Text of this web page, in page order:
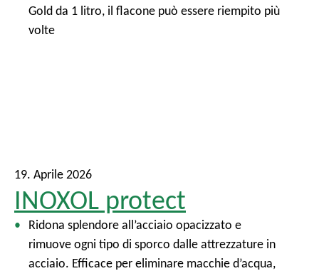
Gold da 1 litro, il flacone può essere riempito più
volte
19. Aprile 2026
INOXOL protect
Ridona splendore all’acciaio opacizzato e
rimuove ogni tipo di sporco dalle attrezzature in
acciaio. Efficace per eliminare macchie d’acqua,